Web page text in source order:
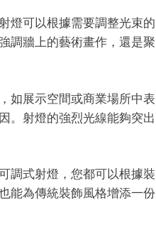
燈可以根據需要調整光束的
調牆上的藝術畫作，還是聚
如展示空間或商業場所中表
。射燈的強烈光線能夠突出
調式射燈，您都可以根據裝
能為傳統裝飾風格增添一份